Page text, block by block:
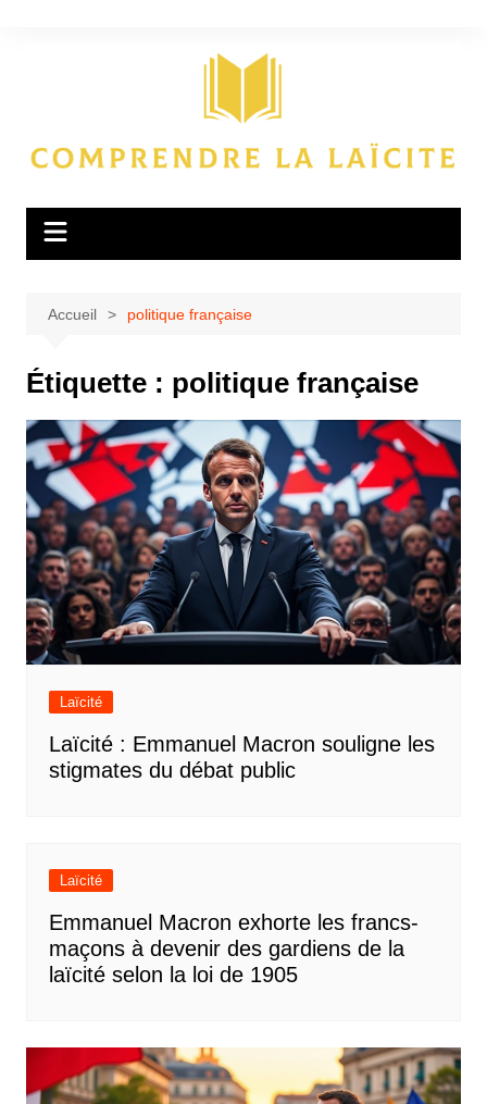
Accueil politique française
Étiquette : politique française
Laïcité
Laïcité : Emmanuel Macron souligne les
stigmates du débat public
Laïcité
Emmanuel Macron exhorte les francs-
maçons à devenir des gardiens de la
laïcité selon la loi de 1905